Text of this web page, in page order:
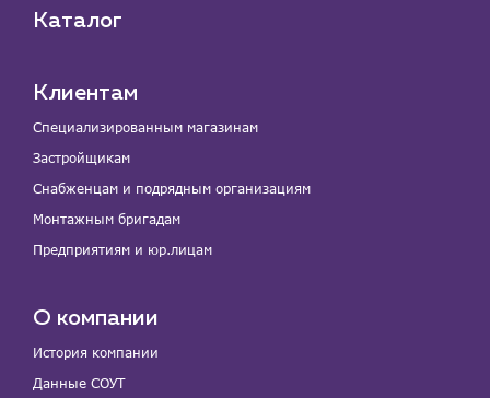
Каталог
Клиентам
Специализированным магазинам
Застройщикам
Снабженцам и подрядным организациям
Монтажным бригадам
Предприятиям и юр.лицам
О компании
История компании
Данные СОУТ